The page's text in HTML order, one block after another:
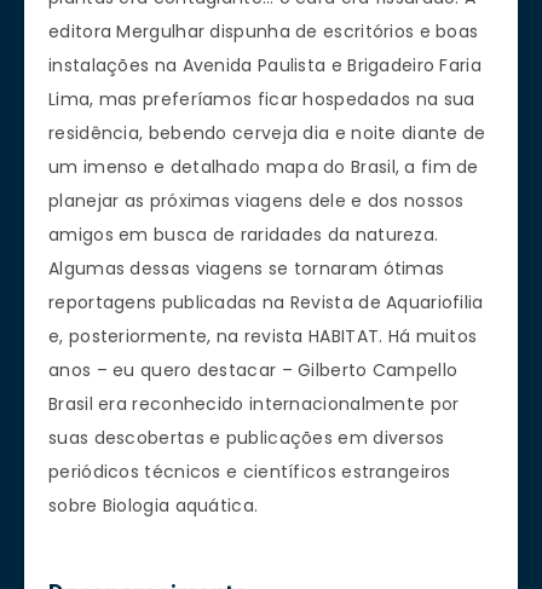
editora Mergulhar dispunha de escritórios e boas
instalações na Avenida Paulista e Brigadeiro Faria
Lima, mas preferíamos ficar hospedados na sua
residência, bebendo cerveja dia e noite diante de
um imenso e detalhado mapa do Brasil, a fim de
planejar as próximas viagens dele e dos nossos
amigos em busca de raridades da natureza.
Algumas dessas viagens se tornaram ótimas
reportagens publicadas na Revista de Aquariofilia
e, posteriormente, na revista HABITAT. Há muitos
anos – eu quero destacar – Gilberto Campello
Brasil era reconhecido internacionalmente por
suas descobertas e publicações em diversos
periódicos técnicos e científicos estrangeiros
sobre Biologia aquática.